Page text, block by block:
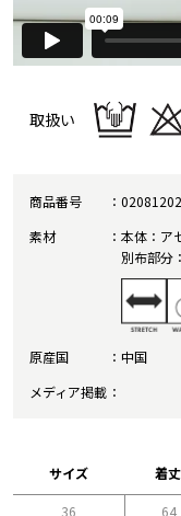
取扱い
商品番号
素材
本体：ア
別布部分
原産国
中国
メディア掲載
サイズ 着丈
36 64